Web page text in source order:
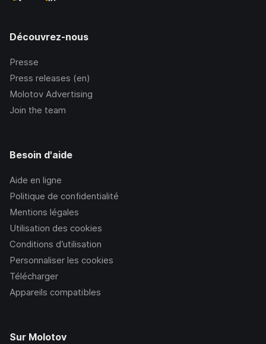
Découvrez-nous
Presse
Press releases (en)
Molotov Advertising
Join the team
Besoin d'aide
Aide en ligne
Politique de confidentialité
Mentions légales
Utilisation des cookies
Conditions d’utilisation
Personnaliser les cookies
Télécharger
Appareils compatibles
Sur Molotov